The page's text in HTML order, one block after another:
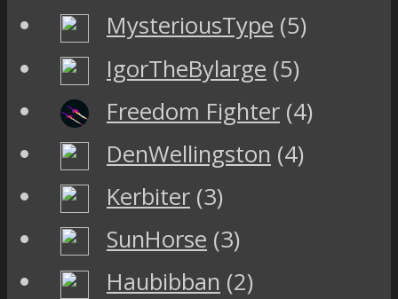
MysteriousType (5)
IgorTheBylarge (5)
Freedom Fighter (4)
DenWellingston (4)
Kerbiter (3)
SunHorse (3)
Haubibban (2)